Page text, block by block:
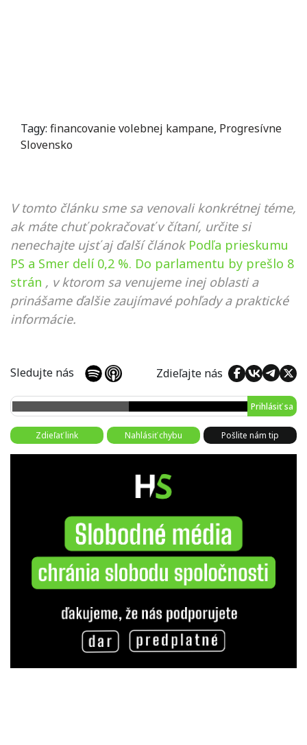
Tagy: financovanie volebnej kampane, Progresívne
Slovensko
V tomto článku sme sa venovali konkrétnej téme,
ak máte chuť pokračovať v čítaní, určite si
nenechajte ujsť aj ďalší článok Podľa prieskumu
PS a Smer delí 0,2 %. Do parlamentu by prešlo 8
strán , v ktorom sa venujeme inej oblasti a
prinášame ďalšie zaujímavé pohľady a praktické
informácie.
Sledujte nás Zdieľajte nás
Prihlásiť sa
Zdieľať link Nahlásiť chybu Pošlite nám tip